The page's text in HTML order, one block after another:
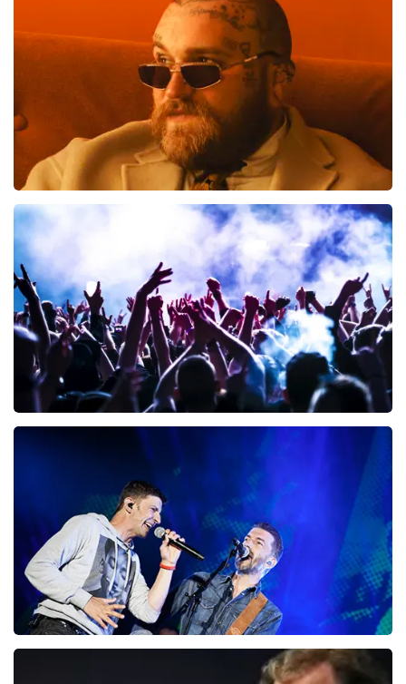
redenen en via de officiële site, terwijl het een
uitverkochte editie ging!! Daarom toch zeer
teleurgesteld!!
Teddy Swims
BESTEL NU
Megadeth
laatste 30 minuten
BESTEL NU